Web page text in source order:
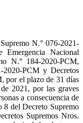
N.° 076-2021-
Nacional
N.° 184-2020-PCM,
2020-PCM y Decretos
por el plazo de 31 días
2021, por las graves
a consecuencia de
del Decreto Supremo
Supremos Nros.